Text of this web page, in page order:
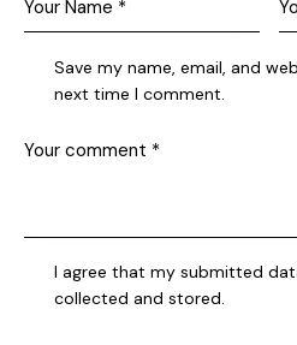
Save my name, email, and
next time I comment.
I agree that my submitted
collected and stored.